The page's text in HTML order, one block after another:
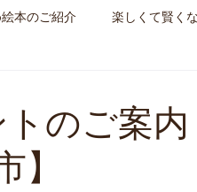
本のご紹介 楽しくて賢く
方
のご案